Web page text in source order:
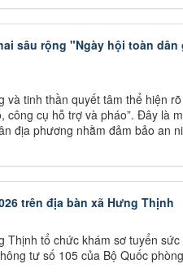
sâu rộng "Ngày hội toàn dân
và tinh thần quyết tâm thể hiện
công cụ hỗ trợ và pháo”. Đây là
địa phương nhằm đảm bảo an
trên địa bàn xã Hưng Thịnh
Thịnh tổ chức khám sơ tuyển sức
tư số 105 của Bộ Quốc